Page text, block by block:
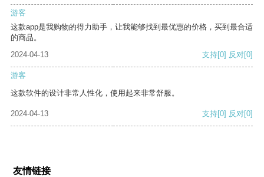
游客
这款app是我购物的得力助手，让我能够找到最优惠的价格，买到最合适
的商品。
2024-04-13
支持[0] 反对[0]
游客
这款软件的设计非常人性化，使用起来非常舒服。
2024-04-13 支持[0] 反对[0]
友情链接